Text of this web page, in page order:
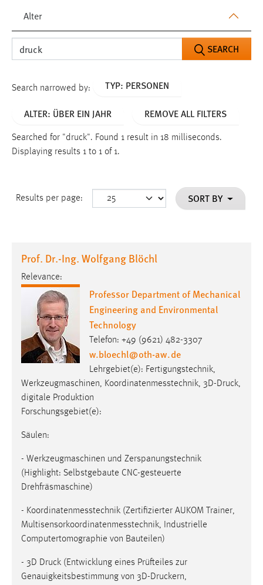
Alter
SEARCH
Search narrowed by: TYP: PERSONEN
ALTER: ÜBER EIN JAHR REMOVE ALL FILTERS
Searched for "druck". Found 1 result in 18 milliseconds.
Displaying results 1 to 1 of 1.
Results per page: SORT BY
Prof. Dr.-Ing. Wolfgang Blöchl
Relevance:
Professor Department of Mechanical
Engineering and Environmental
Technology
Telefon: +49 (9621) 482-3307
w.bloechl@oth-aw.de
Lehrgebiet(e): Fertigungstechnik,
Werkzeugmaschinen, Koordinatenmesstechnik, 3D-Druck,
digitale Produktion
Forschungsgebiet(e):
Säulen:
- Werkzeugmaschinen und Zerspanungstechnik
(Highlight: Selbstgebaute CNC-gesteuerte
Drehfräsmaschine)
- Koordinatenmesstechnik (Zertifizierter AUKOM Trainer,
Multisensorkoordinatenmesstechnik, Industrielle
Computertomographie von Bauteilen)
- 3D Druck (Entwicklung eines Prüfteiles zur
Genauigkeitsbestimmung von 3D-Druckern,